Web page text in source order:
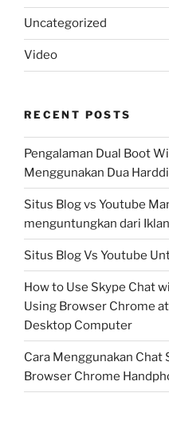
Uncategorized
Video
RECENT POSTS
Pengalaman Dual Boot
Menggunakan Dua
Situs Blog vs Youtube
menguntungkan dari
Situs Blog Vs Youtube
How to Use Skype Chat
Using Browser Chrome
Desktop Computer
Cara Menggunakan Chat
Browser Chrome